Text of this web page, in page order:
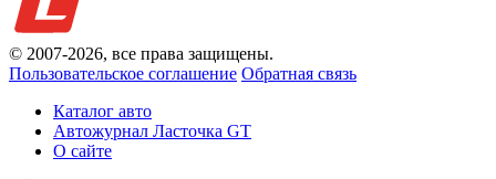
© 2007-2026, все права защищены.
Пользовательское соглашение Обратная связь
Каталог авто
Автожурнал Ласточка GT
О сайте